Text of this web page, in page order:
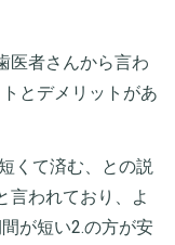
医者さんから言わ
とデメリットがあ
くて済む、との説
言われており、よ
が短い2.の方が安